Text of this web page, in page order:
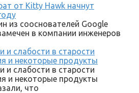
от Kitty Hawk начнут
из сооснователей Google
в компании инженеров
и слабости в старости
и некоторые продукты
и слабости в старости
и некоторые продукты
что